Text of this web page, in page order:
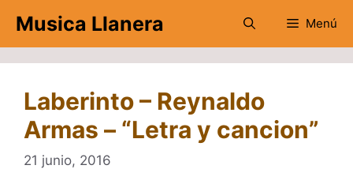
contenido
Musica Llanera Menú
Laberinto – Reynaldo
Armas – “Letra y cancion”
21 junio, 2016